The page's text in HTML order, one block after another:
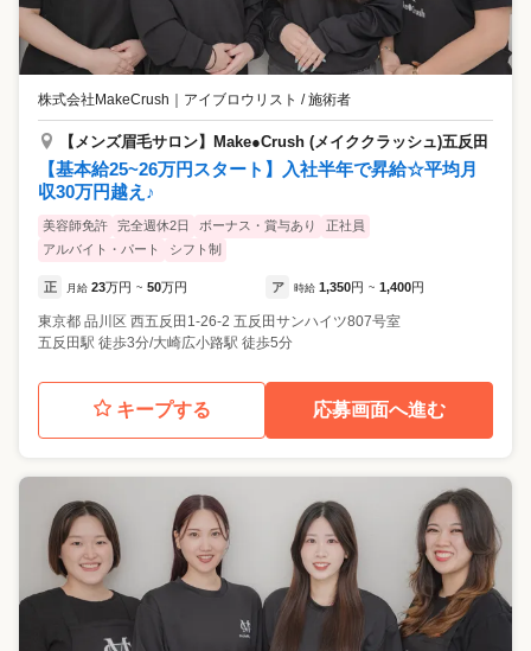
株式会社MakeCrush アイブロウリスト / 施術者
【メンズ眉毛サロン】Make●Crush (メイククラッシュ)五反田
【基本給25~26万円スタート】入社半年で昇給☆平均月
収30万円越え♪
美容師免許 完全週休2日 ボーナス・賞与あり
正社員
アルバイト・パート
シフト制
正 月給 23万円 ~ 50万円 ア 時給 1,350円 ~ 1,400円
東京都 品川区 西五反田1-26-2 五反田サンハイツ807号室
五反田駅 徒歩3分/大崎広小路駅 徒歩5分
キープする 応募画面へ進む